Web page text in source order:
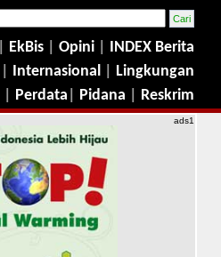
EkBis Opini
INDEX Berita
Internasional
Lingkungan
Perdata Pidana Reskrim
ads1